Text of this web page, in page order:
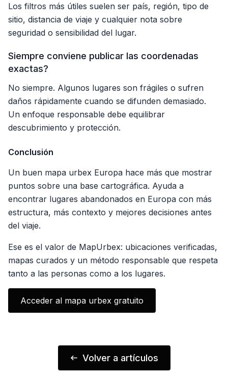
Los filtros más útiles suelen ser país, región, tipo de
sitio, distancia de viaje y cualquier nota sobre
seguridad o sensibilidad del lugar.
Siempre conviene publicar las coordenadas
exactas?
No siempre. Algunos lugares son frágiles o sufren
daños rápidamente cuando se difunden demasiado.
Un enfoque responsable debe equilibrar
descubrimiento y protección.
Conclusión
Un buen mapa urbex Europa hace más que mostrar
puntos sobre una base cartográfica. Ayuda a
encontrar lugares abandonados en Europa con más
estructura, más contexto y mejores decisiones antes
del viaje.
Ese es el valor de MapUrbex: ubicaciones verificadas,
mapas curados y un método responsable que respeta
tanto a las personas como a los lugares.
Acceder al mapa urbex gratuito
Volver a artículos